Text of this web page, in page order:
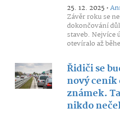
25. 12. 2025 •
Závěr roku se
dokončování
staveb. Nejvíce
otevíralo až
Řidiči se
nový
známek.
nikdo